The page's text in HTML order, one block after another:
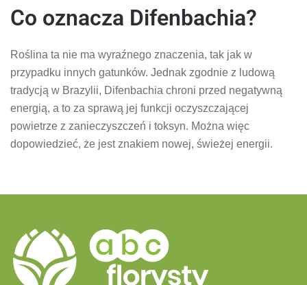
Co oznacza Difenbachia?
Roślina ta nie ma wyraźnego znaczenia, tak jak w
przypadku innych gatunków. Jednak zgodnie z ludową
tradycją w Brazylii, Difenbachia chroni przed negatywną
energią, a to za sprawą jej funkcji oczyszczającej
powietrze z zanieczyszczeń i toksyn. Można więc
dopowiedzieć, że jest znakiem nowej, świeżej energii.